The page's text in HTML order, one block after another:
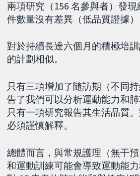
兩項研究（156 名參與者）發
件數量沒有差異（低品質證據）
對於持續長達六個月的積極培
的計劃相似。
只有三項增加了隨訪期（不同
告了我們可以分析運動能力和
只有一項研究報告其生活品質
必須謹慎解釋。
總體而言，與常規護理（無干
和運動訓練可能會導致運動能